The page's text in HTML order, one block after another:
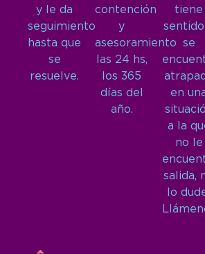
y le da
seguimiento
hasta que
se
resuelve.
contención
y
asesoramiento
las 24 hs,
los 365
días del
año.
tiene
se
en
a la
no le
salida,
lo